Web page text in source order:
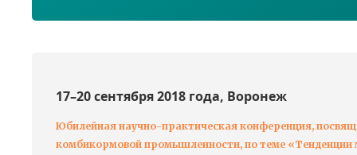
17–20 сентября 2018 года, Воронеж
Юбилейная научно-практическая конференция,
комбикормовой промышленности, по теме «Тенденции